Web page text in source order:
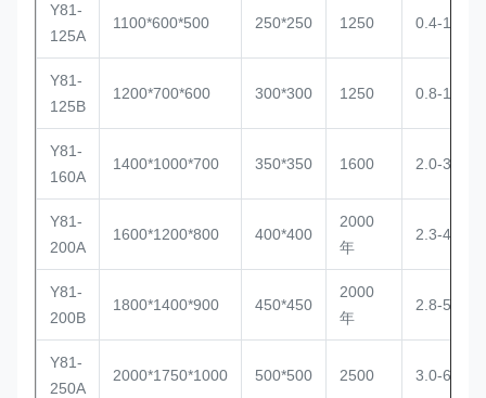
Y81-
125A
1100*600*500 250*250 1250 0.4-1.0
Y81-
125B
1200*700*600 300*300 1250 0.8-1.2
Y81-
160A
1400*1000*700 350*350 1600 2.0-3.5
Y81-
200A
1600*1200*800 400*400
2000
年
2.3-4.5
Y81-
200B
1800*1400*900 450*450
2000
年
2.8-5.0
Y81-
250A
2000*1750*1000 500*500 2500 3.0-6.0